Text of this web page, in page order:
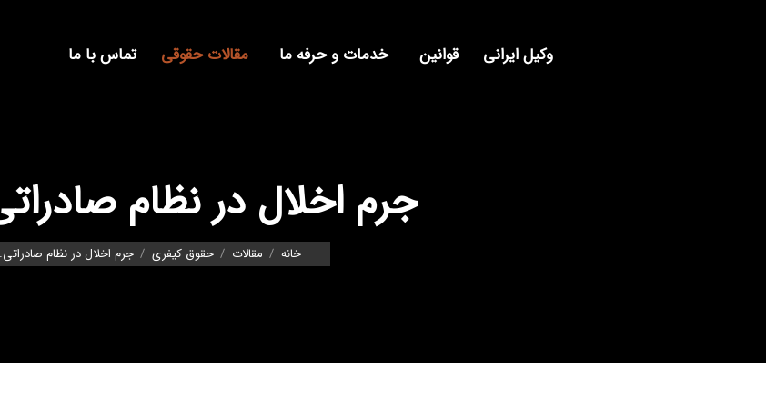
وکیل ایرانی قوانین خدمات و حرفه ما مقالات حقوقی تماس با ما
جرم اخلال در نظام
You are here:
خانه مقالات حقوق کیفری جرم اخلال در نظام